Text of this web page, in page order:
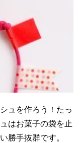
ュを作ろう！たっ
はお菓子の袋を止
勝手抜群です。